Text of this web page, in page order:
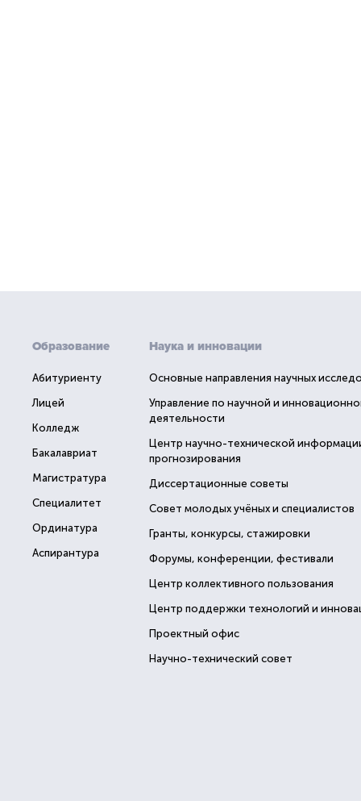
Образование
Абитуриенту
Лицей
Колледж
Бакалавриат
Магистратура
Специалитет
Ординатура
Аспирантура
Наука и инновации
Основные направления научных
Управление по научной и
деятельности
Центр научно-технической
прогнозирования
Диссертационные советы
Совет молодых учёных и специалистов
Гранты, конкурсы, стажировки
Форумы, конференции, фестивали
Центр коллективного пользования
Центр поддержки технологий и
Проектный офис
Научно-технический совет